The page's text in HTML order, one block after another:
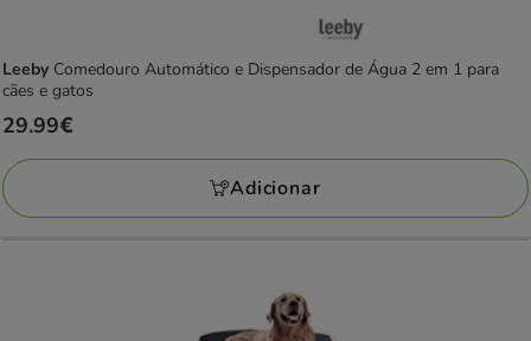
Leeby Comedouro Automático e Dispensador de Água 2 em 1 para
cães e gatos
Preço
29.99€
29.99€
Adicionar